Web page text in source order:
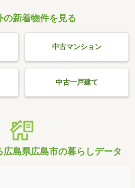
の新着物件を見る
中古マンション
中古一戸建て
広島県広島市の暮らしデータ